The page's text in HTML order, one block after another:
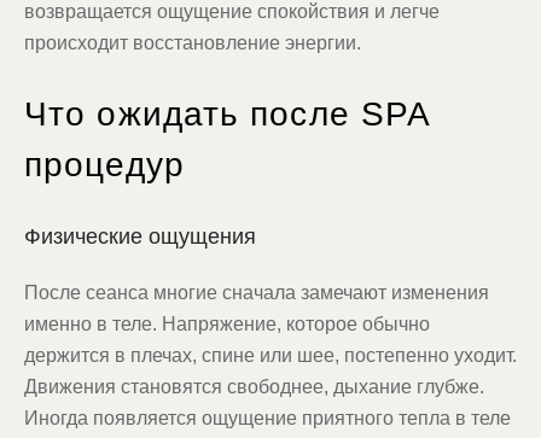
возвращается ощущение спокойствия и легче
происходит восстановление энергии.
Что ожидать после SPA
процедур
Физические ощущения
После сеанса многие сначала замечают изменения
именно в теле. Напряжение, которое обычно
держится в плечах, спине или шее, постепенно уходит.
Движения становятся свободнее, дыхание глубже.
Иногда появляется ощущение приятного тепла в теле